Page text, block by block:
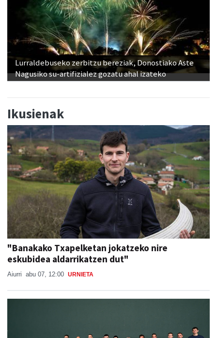
Lurraldebuseko zerbitzu bereziak, Donostiako Aste
Nagusiko su-artifizialez gozatu ahal izateko
Ikusienak
"Banakako Txapelketan jokatzeko nire
eskubidea aldarrikatzen dut"
Aiurri abu 07, 12:00 URNIETA